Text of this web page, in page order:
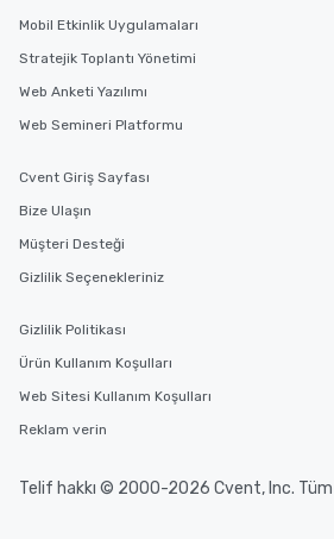
Mobil Etkinlik Uygulamaları
Stratejik Toplantı Yönetimi
Web Anketi Yazılımı
Web Semineri Platformu
Cvent Giriş Sayfası
Bize Ulaşın
Müşteri Desteği
Gizlilik Seçenekleriniz
Gizlilik Politikası
Ürün Kullanım Koşulları
Web Sitesi Kullanım Koşulları
Reklam verin
Telif hakkı © 2000-2026 Cvent, Inc. Tüm